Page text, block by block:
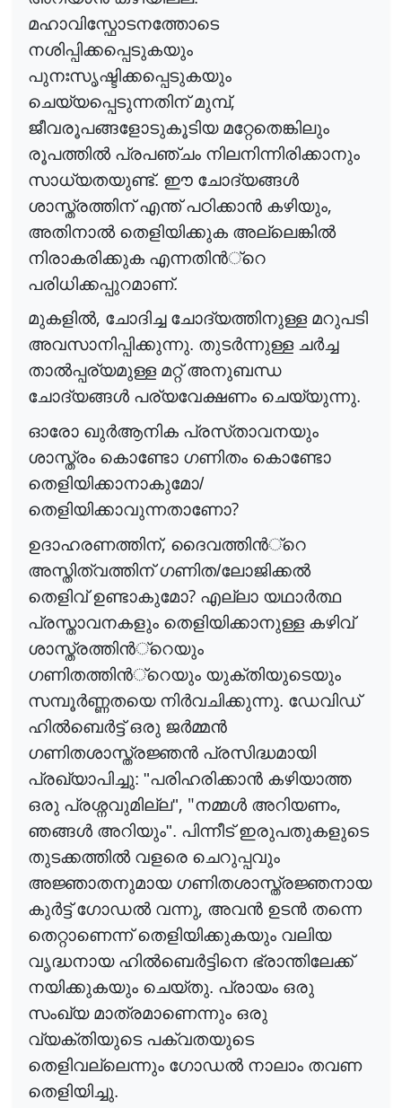
മഹാവിസ്ഫോടനത്തോടെ
നശിപ്പിക്കപ്പെടുകയും
പുനഃസൃഷ്ടിക്കപ്പെടുകയും
ചെയ്യപ്പെടുന്നതിന് മുമ്പ്,
ജീവരൂപങ്ങളോടുകൂടിയ മറ്റേതെങ്കിലും
രൂപത്തിൽപ്രപഞ്ചം നിലനിന്നിരിക്കാനും
സാധ്യതയുണ്ട്. ഈ ചോദ്യങ്ങൾ
ശാസ്ത്രത്തിന് എന്ത് പഠിക്കാൻ കഴിയും,
അതിനാൽതെളിയിക്കുക അല്ലെങ്കിൽ
നിരാകരിക്കുക എന്നതിൻ്റെ
പരിധിക്കപ്പുറമാണ്.
മുകളിൽ, ചോദിച്ച ചോദ്യത്തിനുള്ള മറുപടി
അവസാനിപ്പിക്കുന്നു. തുടർന്നുള്ളചർച്ച
താൽപ്പര്യമുള്ളമറ്റ് അനുബന്ധ
ചോദ്യങ്ങൾ പര്യവേക്ഷണം ചെയ്യുന്നു.
ഓരോ ഖുർആനിക പ്രസ്‌താവനയും
ശാസ്ത്രം കൊണ്ടോ ഗണിതം കൊണ്ടോ
തെളിയിക്കാനാകുമോ/
തെളിയിക്കാവുന്നതാണോ?
ഉദാഹരണത്തിന്, ദൈവത്തിൻ്റെ
അസ്തിത്വത്തിന് ഗണിത/ലോജിക്കൽ
തെളിവ് ഉണ്ടാകുമോ? എല്ലാ യഥാർത്ഥ
പ്രസ്താവനകളും തെളിയിക്കാനുള്ള കഴിവ്
ശാസ്ത്രത്തിൻ്റെയും
ഗണിതത്തിൻ്റെയും യുക്തിയുടെയും
സമ്പൂർണ്ണതയെനിർവചിക്കുന്നു. ഡേവിഡ്
ഹിൽബെർട്ട്ഒരു ജർമ്മൻ
ഗണിതശാസ്ത്രജ്ഞൻ പ്രസിദ്ധമായി
പ്രഖ്യാപിച്ചു: "പരിഹരിക്കാൻ കഴിയാത്ത
ഒരു പ്രശ്നവുമില്ല", "നമ്മൾ അറിയണം,
ഞങ്ങൾ അറിയും". പിന്നീട് ഇരുപതുകളുടെ
തുടക്കത്തിൽവളരെ ചെറുപ്പവും
അജ്ഞാതനുമായ ഗണിതശാസ്ത്രജ്ഞനായ
കുർട്ട്ഗോഡൽവന്നു, അവൻ ഉടൻ തന്നെ
തെറ്റാണെന്ന് തെളിയിക്കുകയും വലിയ
വൃദ്ധനായ ഹിൽബെർട്ടിനെ ഭ്രാന്തിലേക്ക്
നയിക്കുകയും ചെയ്തു. പ്രായം ഒരു
സംഖ്യ മാത്രമാണെന്നും ഒരു
വ്യക്തിയുടെ പക്വതയുടെ
തെളിവല്ലെന്നും ഗോഡൽനാലാം തവണ
തെളിയിച്ചു.